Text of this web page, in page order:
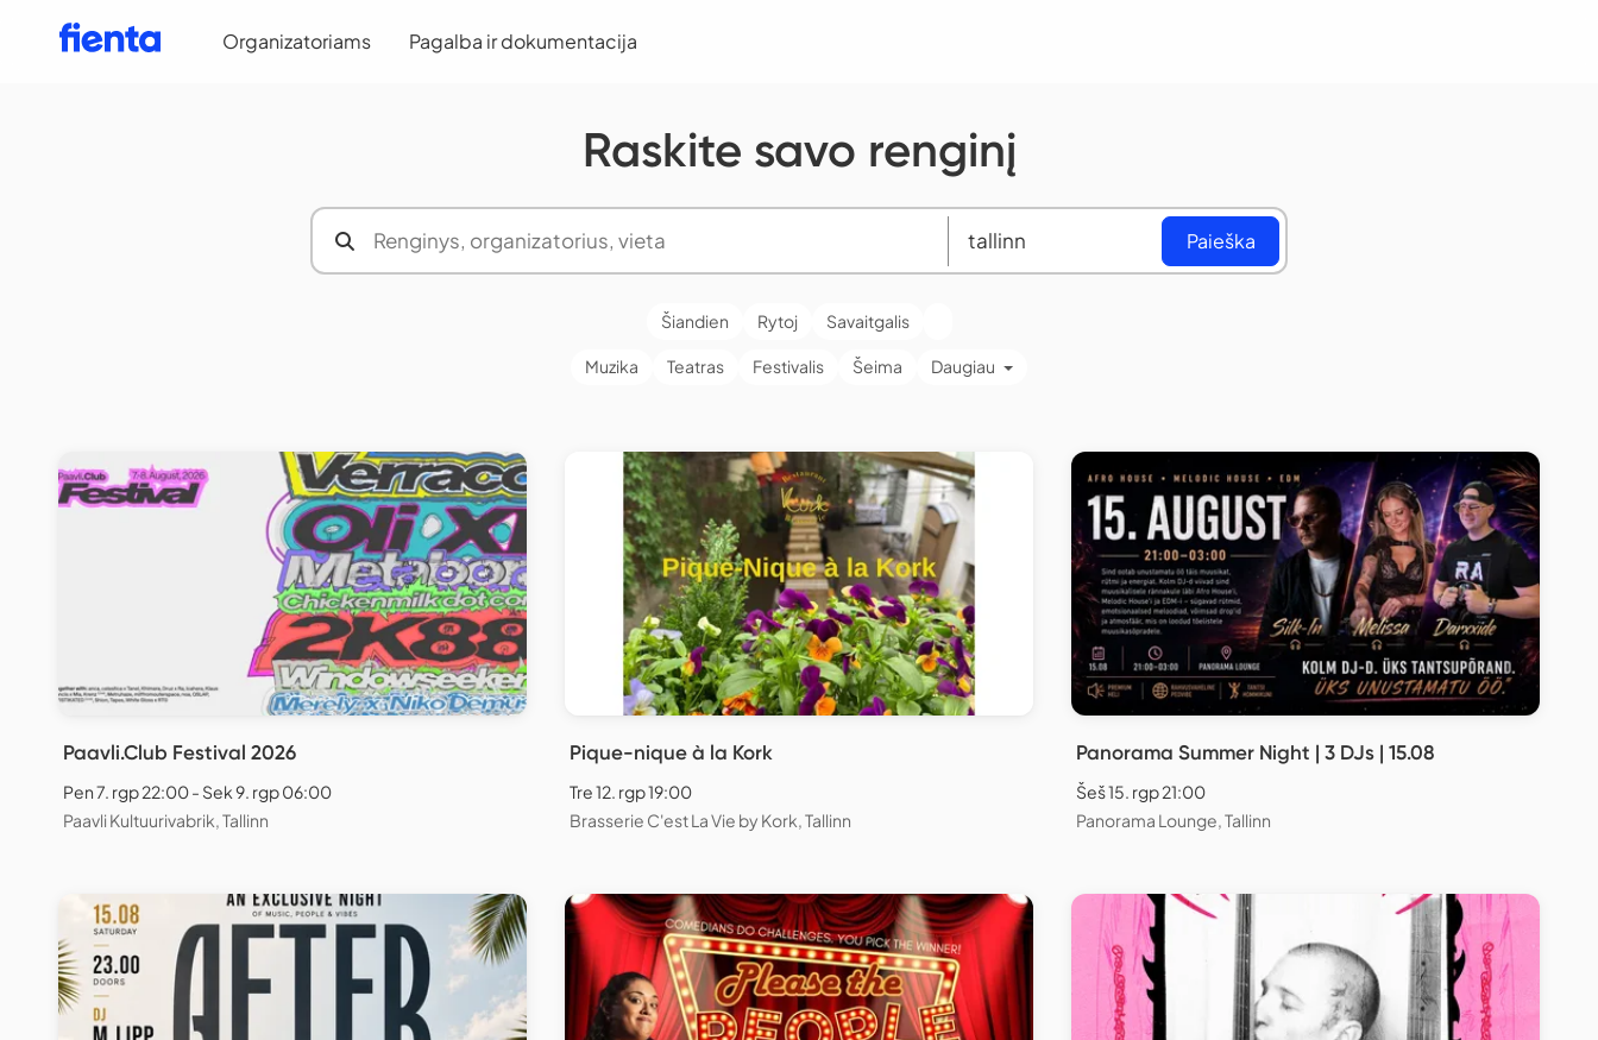
Organizatoriams Pagalba ir dokumentacija
Raskite savo renginį
Paieška
Šiandien Rytoj Savaitgalis
Muzika Teatras Festivalis Šeima Daugiau
Paavli.Club Festival 2026
Pen 7. rgp 22:00 - Sek 9. rgp 06:00
Paavli Kultuurivabrik, Tallinn
Pique-nique à la Kork
Tre 12. rgp 19:00
Brasserie C'est La Vie by Kork, Tallinn
Panorama Summer Night | 3 DJs | 15.08
Šeš 15. rgp 21:00
Panorama Lounge, Tallinn